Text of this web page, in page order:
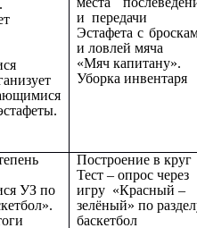
и передачи
Эстафета с
и ловлей мяча
«Мяч капитану».
Уборка инвентаря
УЗ по
Построение в круг
Тест – опрос через
игру «Красный –
зелёный» по
баскетбол